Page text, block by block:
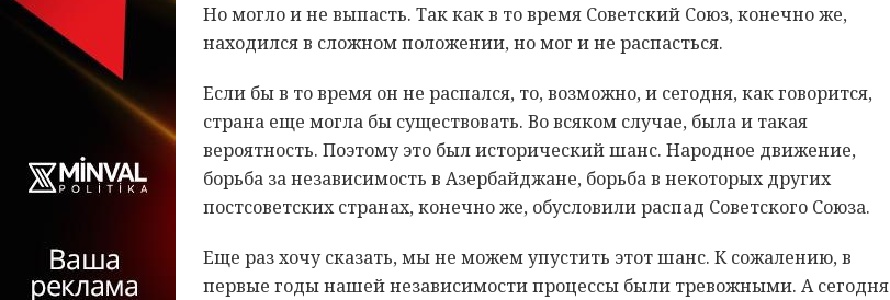
Но могло и не выпасть. Так как в то время Советский Союз, конечно же,
находился в сложном положении, но мог и не распасться.
Если бы в то время он не распался, то, возможно, и сегодня, как говорится,
страна еще могла бы существовать. Во всяком случае, была и такая
вероятность. Поэтому это был исторический шанс. Народное движение,
борьба за независимость в Азербайджане, борьба в некоторых других
постсоветских странах, конечно же, обусловили распад Советского Союза.
Еще раз хочу сказать, мы не можем упустить этот шанс. К сожалению, в
первые годы нашей независимости процессы были тревожными. А сегодня